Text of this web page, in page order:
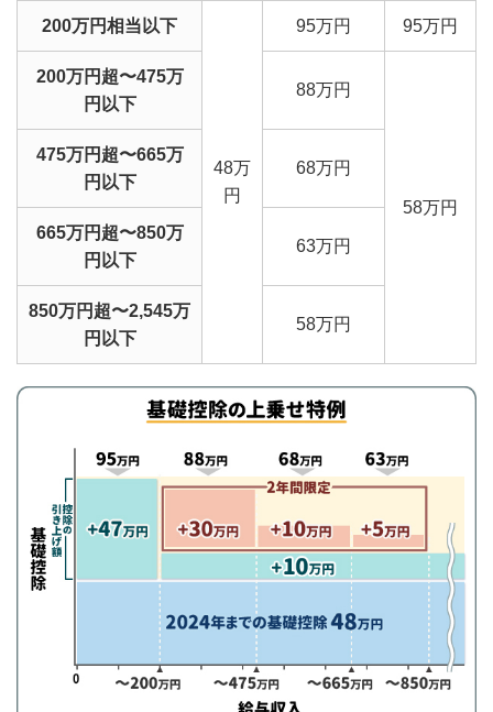
200万円相当以下
48万
円
95万円 95万円
200万円超〜475万
円以下
88万円
58万円
475万円超〜665万
円以下
68万円
665万円超〜850万
円以下
63万円
850万円超〜2,545万
円以下
58万円